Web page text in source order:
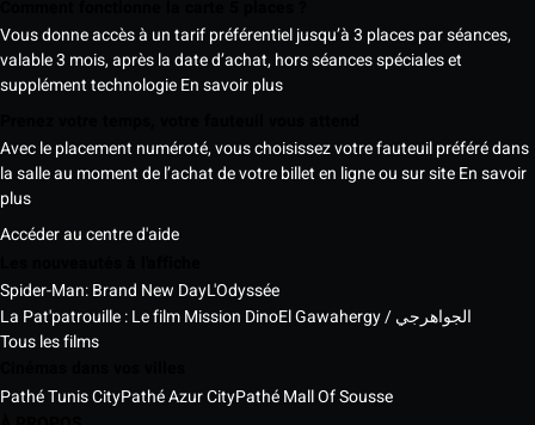
Vous donne accès à un tarif préférentiel jusqu’à 3 places par séances,
valable 3 mois, après la date d’achat, hors séances spéciales et
supplément technologieEn savoir plus
Avec le placement numéroté, vous choisissez votre fauteuil préféré dans
la salle au moment de l’achat de votre billet en ligne ou sur siteEn savoir
plus
Accéder au centre d'aide
Spider-Man: Brand New DayL'Odyssée
La Pat'patrouille : Le film Mission Dino
El Gawahergy / الجواهرجي
Tous les films
Pathé Tunis CityPathé Azur CityPathé Mall Of Sousse